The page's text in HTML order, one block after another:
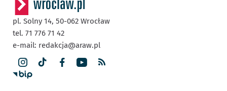
pl. Solny 14, 50-062 Wrocław
tel. 71 776 71 42
e-mail: redakcja@araw.pl